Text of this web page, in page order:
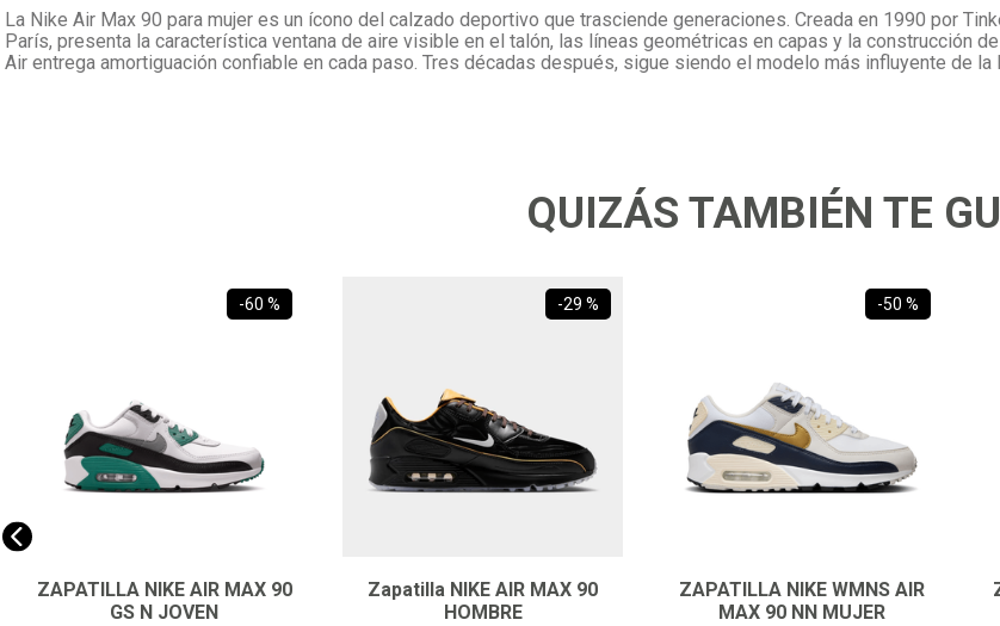
La Nike Air Max 90 para mujer es un ícono del calzado deportivo que trasciende generaciones. Creada en 1990 por
París, presenta la característica ventana de aire visible en el talón, las líneas geométricas en capas y la construcción
Air entrega amortiguación confiable en cada paso. Tres décadas después, sigue siendo el modelo más influyente de la
QUIZÁS TAMBIÉN TE
-60 %
ZAPATILLA NIKE AIR MAX 90
GS N JOVEN
-29 %
Zapatilla NIKE AIR MAX 90
HOMBRE
-50 %
ZAPATILLA NIKE WMNS AIR
MAX 90 NN MUJER